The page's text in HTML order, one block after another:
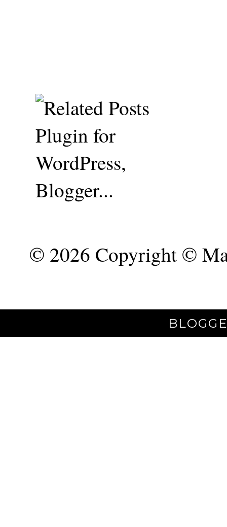
© 2026 Copyright ©